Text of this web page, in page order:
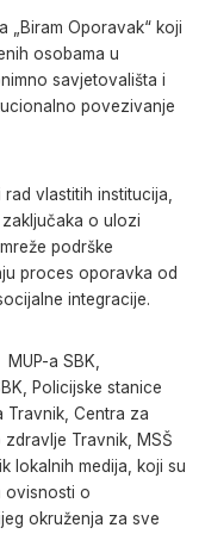
„Biram Oporavak“ koji
osobama u
savjetovališta i
povezivanje
vlastitih institucija,
o ulozi
podrške
proces oporavka od
integracije.
a SBK,
Policijske stanice
Travnik, Centra za
Travnik, MSŠ
lokalnih medija, koji su
ovisnosti o
okruženja za sve